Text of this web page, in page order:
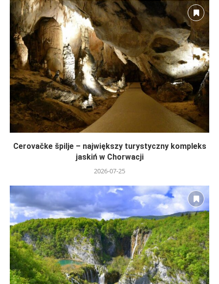
Cerovačke špilje – największy turystyczny kompleks
jaskiń w Chorwacji
2026-07-25